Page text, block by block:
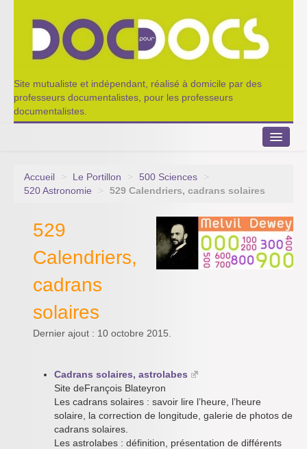
Site mutualiste et indépendant, réalisé à domicile par des
professeurs documentalistes, pour les professeurs
documentalistes.
Le Portillon
Accueil > Le Portillon > 500 Sciences
>
520 Astronomie
> 529 Calendriers, cadrans solaires
529
Calendriers,
cadrans
solaires
Dernier ajout : 10 octobre 2015.
Cadrans solaires, astrolabes
Site deFrançois Blateyron
Les cadrans solaires : savoir lire l’heure, l’heure
solaire, la correction de longitude, galerie de photos de
cadrans solaires.
Les astrolabes : définition, présentation de différents